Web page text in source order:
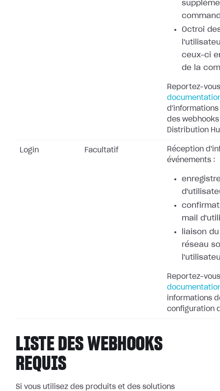
Octroi
ceux-ci
de la
Reportez-
des
Distribution
Login Facultatif
Réception
événements :
mail
liaison
réseau
Reportez-
informations
configuration
LISTE DES WEBHOOKS
REQUIS
Si vous utilisez des produits et des solutions